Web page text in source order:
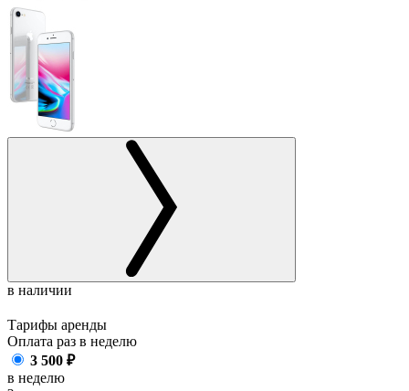
в наличии
Тарифы аренды
Оплата раз в неделю
3 500 ₽
в неделю